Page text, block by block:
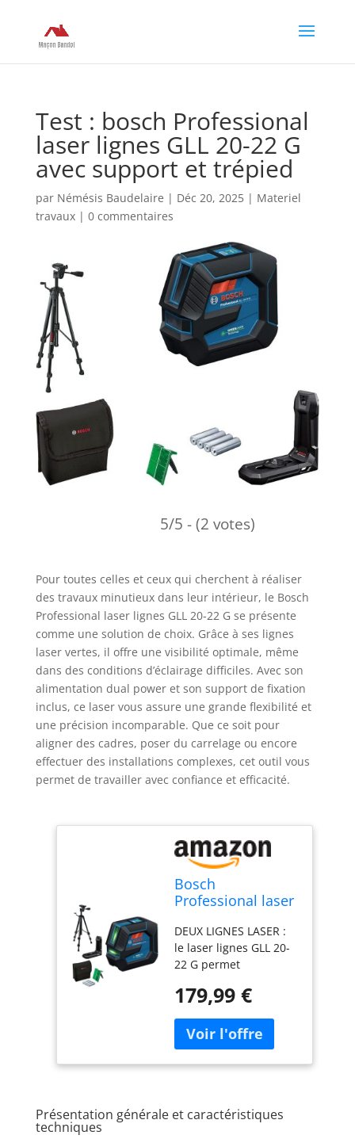
Test : bosch Professional
laser lignes GLL 20-22 G
avec support et trépied
par Némésis Baudelaire | Déc 20, 2025| Materiel
travaux| 0 commentaires
5/5 - (2 votes)
Pour toutes celles et ceux qui cherchent à réaliser
des travaux minutieux dans leur intérieur, le Bosch
Professional laser lignes GLL 20-22 G se présente
comme une solution de choix. Grâce à ses lignes
laser vertes, il offre une visibilité optimale, même
dans des conditions d’éclairage difficiles. Avec son
alimentation dual power et son support de fixation
inclus, ce laser vous assure une grande flexibilité et
une précision incomparable. Que ce soit pour
aligner des cadres, poser du carrelage ou encore
effectuer des installations complexes, cet outil vous
permet de travailler avec confiance et efficacité.
Bosch
Professional laser
(support de
fixation LB 10,
laser vert, pour
intérieur,
alimentation dual
power, 2 piles
1,5V LR6, housse
de protection,
DEUX LIGNES LASER :
le laser lignes GLL 20-
22 G permet
des alignements.
forme de U, la ligne
laser horizontale peut
être projetée encore
Mesures extrêmement
179,99 €
Présentation générale et caractéristiques
techniques